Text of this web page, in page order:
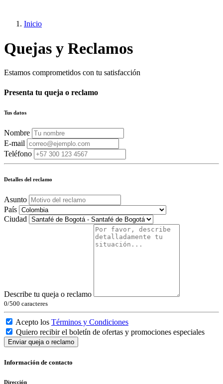
Inicio
Quejas y Reclamos
Estamos comprometidos con tu satisfacción
Presenta tu queja o reclamo
Tus datos
Nombre
E-mail
Teléfono
Detalles del reclamo
Asunto
País
Ciudad
Describe tu queja o reclamo
0/500 caracteres
Acepto los Términos y Condiciones
Quiero recibir el boletín de ofertas y promociones especiales
Enviar queja o reclamo
Información de contacto
Dirección